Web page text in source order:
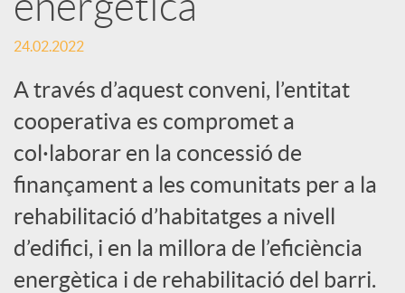
c
i
a
l
s
24.02.2022
A través d’aquest conveni, l’entitat
cooperativa es compromet a
col·laborar en la concessió de
finançament a les comunitats per a la
rehabilitació d’habitatges a nivell
d’edifici, i en la millora de l’eficiència
energètica i de rehabilitació del barri.